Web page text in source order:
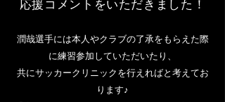
応援コメントをいただきました！
潤哉選手には本人やクラブの了承をもらえた際
に練習参加していただいたり、
共にサッカークリニックを行えればと考えてお
ります♪